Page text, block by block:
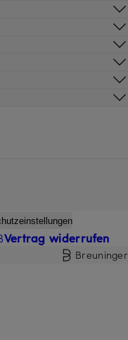
Vertrag widerrufen
Breuninger